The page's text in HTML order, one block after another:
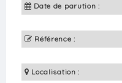
Date de parution :
Référence :
Localisation :